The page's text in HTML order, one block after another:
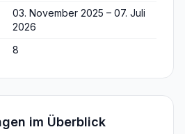
03. November 2025 – 07. Juli
2026
8
im Überblick